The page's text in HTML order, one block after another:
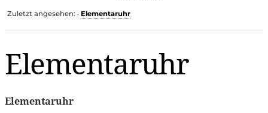
Zuletzt angesehen: • Elementaruhr
Elementaruhr
Elementaruhr